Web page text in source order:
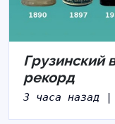
Грузинский
рекорд
3 часа назад |